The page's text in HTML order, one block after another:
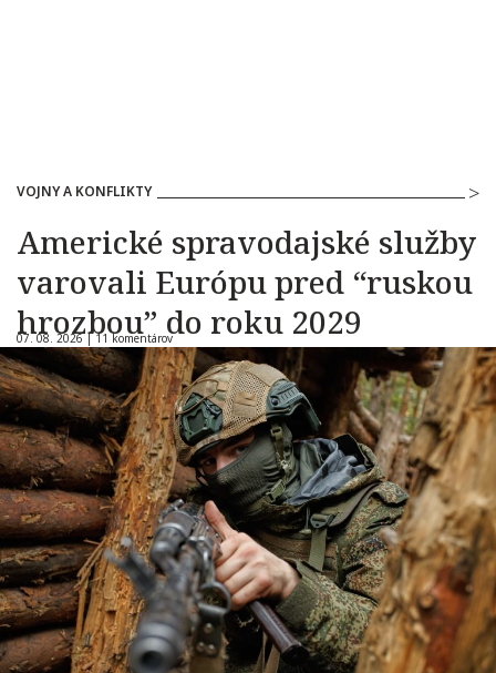
VOJNY A KONFLIKTY
Americké spravodajské služby
varovali Európu pred “ruskou
hrozbou” do roku 2029
07. 08. 2026 |11 komentárov